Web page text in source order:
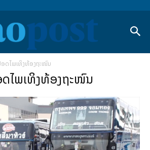
ອດໄພເທິງທ້ອງຖະໜົນ
ໄພເທິງທ້ອງຖະໜົນ